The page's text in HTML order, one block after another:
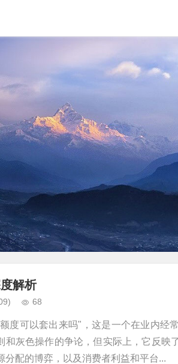
解析
68
度可以套出来吗"，这是一个在业内经
和灰色操作的争论，但实际上，它反映
分配的博弈，以及消费者利益和平台...